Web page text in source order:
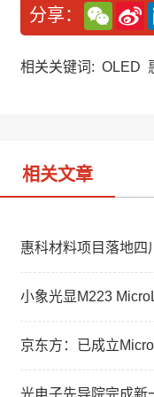
分享：
W
e
C
a
S
n
相关关键词: OLED
相关文章
惠科材料项目落地四
小象光显M223
京东方：已成立
光电子先导院完成新